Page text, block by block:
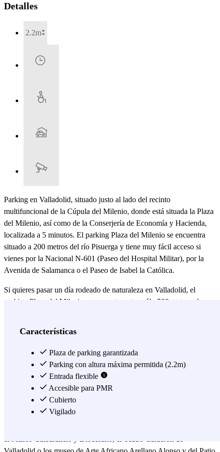
Detalles
2.2m
Parking en Valladolid, situado justo al lado del recinto
multifuncional de la Cúpula del Milenio, donde está situada la Plaza
del Milenio, así como de la Conserjería de Economía y Hacienda,
localizada a 5 minutos. El parking Plaza del Milenio se encuentra
situado a 200 metros del río Pisuerga y tiene muy fácil acceso si
vienes por la Nacional N-601 (Paseo del Hospital Militar), por la
Avenida de Salamanca o el Paseo de Isabel la Católica.
Si quieres pasar un día rodeado de naturaleza en Valladolid, el
parking Plaza del Milenio se encuentra a tan sólo 500 metros el
alberga la Fuente de la Fama y la Oficina de Turismo de Valladolid.;
y a unos metros más, tienes la posibilidad de visitar la Plaza
Poniente, que converge con el Puente del Poniente, el cual cruza el
Aparcar en la Plaza Mayor de Valladolid ya no va a ser un problema
gracias al parking Plaza del Milenio, el cual se ubica a 10 minutos
andando, así como a 15 minutos como máximo del centro histórico,
Características
Plaza de parking garantizada
Parking con altura máxima permitida (2.2m)
Entrada flexible
Accesible para PMR
Cubierto
Vigilado